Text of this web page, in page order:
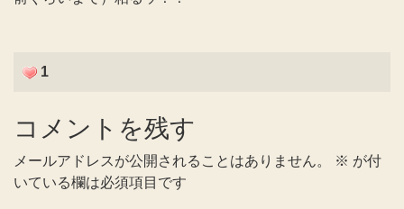
1
コメントを残す
メールアドレスが公開されることはありません。 ※ が付
いている欄は必須項目です